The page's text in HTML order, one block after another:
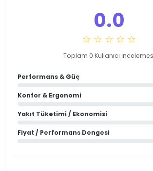
0.0
☆ ☆ ☆ ☆ ☆
Toplam 0 Kullanıcı
Performans & Güç
Konfor & Ergonomi
Yakıt Tüketimi / Ekonomisi
Fiyat / Performans Dengesi